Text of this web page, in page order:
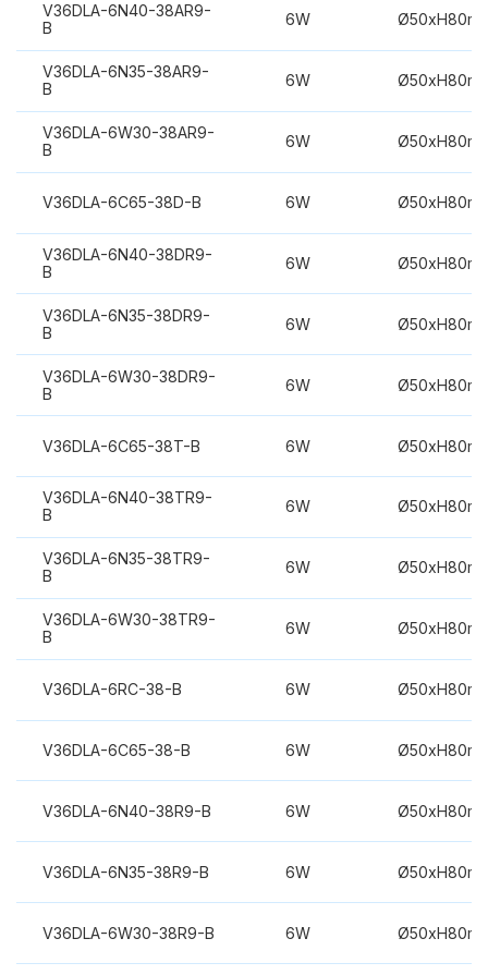
V36DLA-6N40-38AR9-
B
6W
V36DLA-6N35-38AR9-
B
6W
V36DLA-6W30-38AR9-
B
6W
V36DLA-6C65-38D-B 6W
V36DLA-6N40-38DR9-
B
6W
V36DLA-6N35-38DR9-
B
6W
V36DLA-6W30-38DR9-
B
6W
V36DLA-6C65-38T-B 6W
V36DLA-6N40-38TR9-
B
6W
V36DLA-6N35-38TR9-
B
6W
V36DLA-6W30-38TR9-
B
6W
V36DLA-6RC-38-B 6W
V36DLA-6C65-38-B 6W
V36DLA-6N40-38R9-B 6W
V36DLA-6N35-38R9-B 6W
V36DLA-6W30-38R9-B 6W